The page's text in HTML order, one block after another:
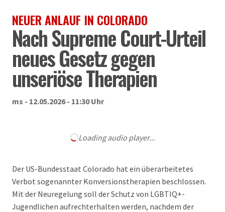
NEUER ANLAUF IN COLORADO
Nach Supreme Court-Urteil
neues Gesetz gegen
unseriöse Therapien
ms - 12.05.2026 - 11:30 Uhr
Loading audio player...
Der US-Bundesstaat Colorado hat ein überarbeitetes
Verbot sogenannter Konversionstherapien beschlossen.
Mit der Neuregelung soll der Schutz von LGBTIQ+-
Jugendlichen aufrechterhalten werden, nachdem der